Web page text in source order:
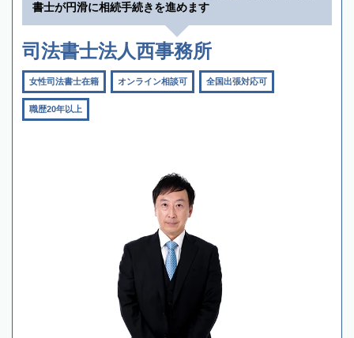
書士が円滑に相続手続きを進めます
司法書士法人西事務所
女性司法書士在籍 オンライン相談可 全国出張対応可
職歴20年以上